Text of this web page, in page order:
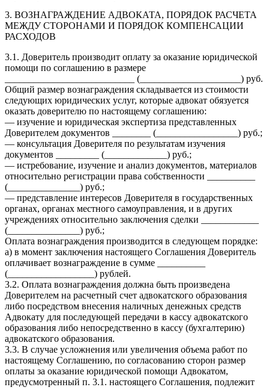
3. ВОЗНАГРАЖДЕНИЕ АДВОКАТА, ПОРЯДОК РАСЧЕТА
МЕЖДУ СТОРОНАМИ И ПОРЯДОК КОМПЕНСАЦИИ
РАСХОДОВ
3.1. Доверитель производит оплату за оказание юридической
помощи по соглашению в размере
___________________________ (_____________________) руб.
Общий размер вознаграждения складывается из стоимости
следующих юридических услуг, которые адвокат обязуется
оказать доверителю по настоящему соглашению:
— изучение и юридическая экспертиза представленных
Доверителем документов ________ (_________________) руб.;
— консультация Доверителя по результатам изучения
документов _________ (_____________) руб.;
— истребование, изучение и анализ документов, материалов
относительно регистрации права собственности __________
(_______________) руб.;
— представление интересов Доверителя в государственных
органах, органах местного самоуправления, и в других
учреждениях относительно заключения сделки ____________
(_______________) руб.;
Оплата вознаграждения производится в следующем порядке:
а) в момент заключения настоящего Соглашения Доверитель
оплачивает вознаграждение в сумме __________
(__________________) рублей.
3.2. Оплата вознаграждения должна быть произведена
Доверителем на расчетный счет адвокатского образования
либо посредством внесения наличных денежных средств
Адвокату для последующей передачи в кассу адвокатского
образования либо непосредственно в кассу (бухгалтерию)
адвокатского образования.
3.3. В случае усложнения или увеличения объема работ по
настоящему Соглашению, по согласованию сторон размер
оплаты за оказание юридической помощи Адвокатом,
предусмотренный п. 3.1. настоящего Соглашения, подлежит